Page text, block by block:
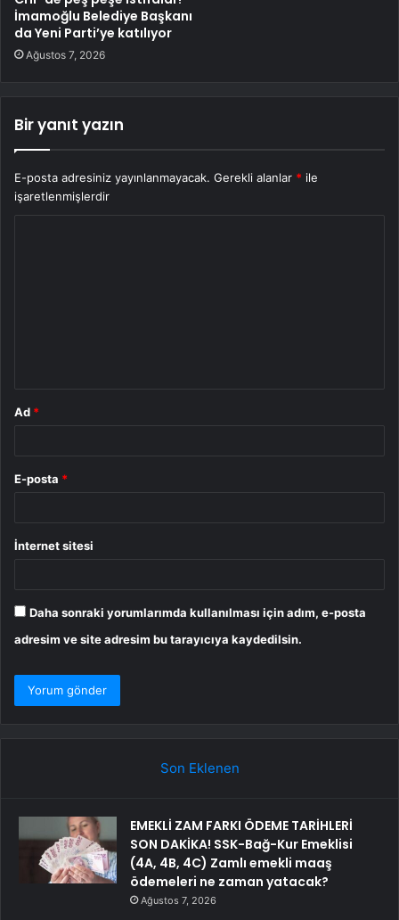
İmamoğlu Belediye Başkanı
da Yeni Parti’ye katılıyor
Ağustos 7, 2026
Bir yanıt yazın
E-posta adresiniz yayınlanmayacak. Gerekli alanlar * ile
işaretlenmişlerdir
Ad *
E-posta *
İnternet sitesi
Daha sonraki yorumlarımda kullanılması için adım, e-posta
adresim ve site adresim bu tarayıcıya kaydedilsin.
Son Eklenen
EMEKLİ ZAM FARKI ÖDEME TARİHLERİ
SON DAKİKA! SSK-Bağ-Kur Emeklisi
(4A, 4B, 4C) Zamlı emekli maaş
ödemeleri ne zaman yatacak?
Ağustos 7, 2026